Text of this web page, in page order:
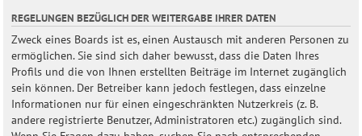
REGELUNGEN BEZÜGLICH DER WEITERGABE IHRER DATEN
Zweck eines Boards ist es, einen Austausch mit anderen Personen zu
ermöglichen. Sie sind sich daher bewusst, dass die Daten Ihres
Profils und die von Ihnen erstellten Beiträge im Internet zugänglich
sein können. Der Betreiber kann jedoch festlegen, dass einzelne
Informationen nur für einen eingeschränkten Nutzerkreis (z. B.
andere registrierte Benutzer, Administratoren etc.) zugänglich sind.